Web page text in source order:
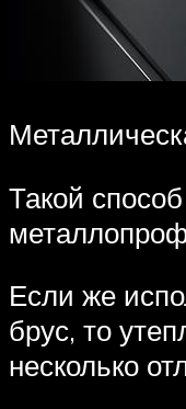
Такой
Если же
брус, то
несколько